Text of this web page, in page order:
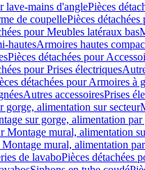
lave-mains d'anglePièces
de coupellePièces
pour Meubles latéraux bas
hautesArmoires hautes
Pièces détachées pour
pour Prises électriques
détachées pour Armoires à
Autres accessoiresPrises
gorge, alimentation sur secteur
sur gorge, alimentation par
Montage mural, alimentation
Montage mural, alimentation
de lavaboPièces détachées